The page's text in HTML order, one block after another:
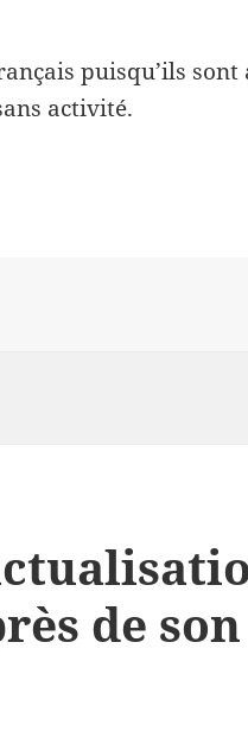
puisqu’ils
activité.
millions de chômeurs
de son